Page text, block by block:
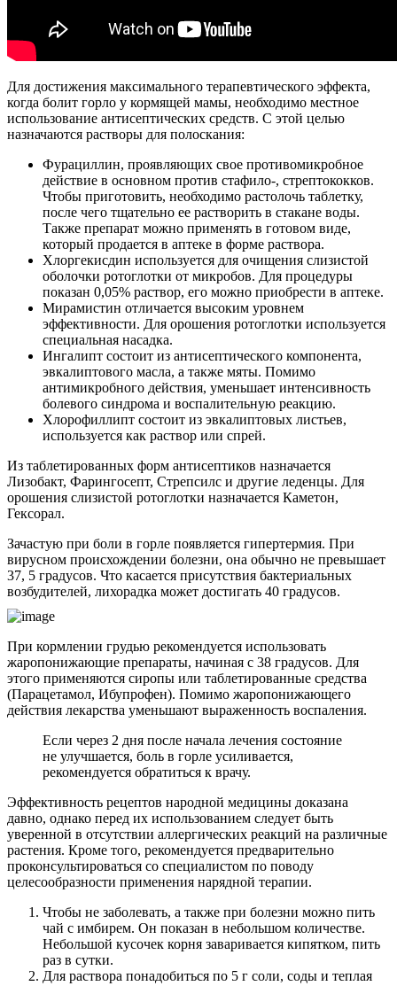
Для достижения максимального терапевтического эффекта,
когда болит горло у кормящей мамы, необходимо местное
использование антисептических средств. С этой целью
назначаются растворы для полоскания:
Фурациллин, проявляющих свое противомикробное
действие в основном против стафило-, стрептококков.
Чтобы приготовить, необходимо растолочь таблетку,
после чего тщательно ее растворить в стакане воды.
Также препарат можно применять в готовом виде,
который продается в аптеке в форме раствора.
Хлоргекисдин используется для очищения слизистой
оболочки ротоглотки от микробов. Для процедуры
показан 0,05% раствор, его можно приобрести в аптеке.
Мирамистин отличается высоким уровнем
эффективности. Для орошения ротоглотки используется
специальная насадка.
Ингалипт состоит из антисептического компонента,
эвкалиптового масла, а также мяты. Помимо
антимикробного действия, уменьшает интенсивность
болевого синдрома и воспалительную реакцию.
Хлорофиллипт состоит из эвкалиптовых листьев,
используется как раствор или спрей.
Из таблетированных форм антисептиков назначается
Лизобакт, Фарингосепт, Стрепсилс и другие леденцы. Для
орошения слизистой ротоглотки назначается Каметон,
Гексорал.
Зачастую при боли в горле появляется гипертермия. При
вирусном происхождении болезни, она обычно не превышает
37, 5 градусов. Что касается присутствия бактериальных
возбудителей, лихорадка может достигать 40 градусов.
При кормлении грудью рекомендуется использовать
жаропонижающие препараты, начиная с 38 градусов. Для
этого применяются сиропы или таблетированные средства
(Парацетамол, Ибупрофен). Помимо жаропонижающего
действия лекарства уменьшают выраженность воспаления.
Если через 2 дня после начала лечения состояние
не улучшается, боль в горле усиливается,
рекомендуется обратиться к врачу.
Эффективность рецептов народной медицины доказана
давно, однако перед их использованием следует быть
уверенной в отсутствии аллергических реакций на различные
растения. Кроме того, рекомендуется предварительно
проконсультироваться со специалистом по поводу
целесообразности применения нарядной терапии.
Чтобы не заболевать, а также при болезни можно пить
чай с имбирем. Он показан в небольшом количестве.
Небольшой кусочек корня заваривается кипятком, пить
раз в сутки.
Для раствора понадобиться по 5 г соли, соды и теплая